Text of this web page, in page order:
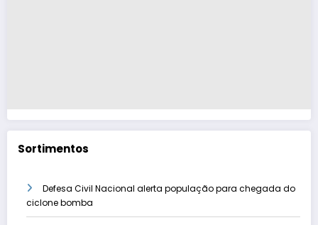
Sortimentos
Defesa Civil Nacional alerta população para chegada do
ciclone bomba